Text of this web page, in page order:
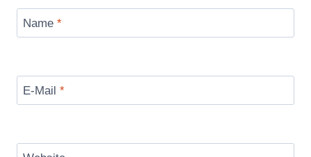
Name *
E-Mail *